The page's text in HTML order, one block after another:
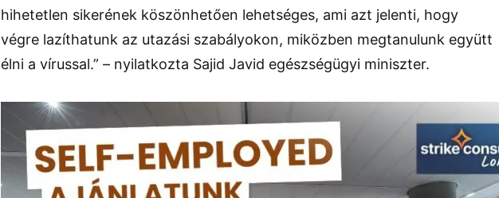
hihetetlen sikerének köszönhetően lehetséges, ami azt jelenti, hogy
végre lazíthatunk az utazási szabályokon, miközben megtanulunk együtt
élni a vírussal.” – nyilatkozta Sajid Javid egészségügyi miniszter.